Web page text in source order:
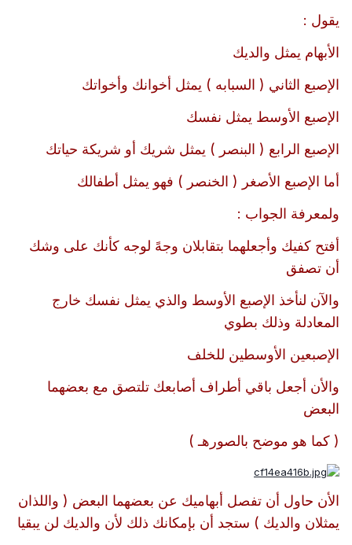
يقول :
الأبهام يمثل والديك
الإصبع الثاني ( السبابه ) يمثل أخوانك وأخواتك
الإصبع الأوسط يمثل نفسك
الإصبع الرابع ( البنصر ) يمثل شريك أو شريكة حياتك
أما الإصبع الأصغر ( الخنصر ) فهو يمثل أطفالك
ولمعرفة الجواب :
أفتح كفيك وأجعلهما بتقابلان وجهً لوجه كأنك على وشك
أن تصفق
والآن لنأخذ الإصبع الأوسط والذي يمثل نفسك خارج
المعادلة وذلك بطوي
الإصبعين الأوسطين للخلف
والأن أجعل باقي أطراف أصابعك تلتصق مع بعضهما
البعض
( كما هو موضح بالصورهـ )
الأن حاول أن تفصل أبهاميك عن بعضهما البعض ( واللذان
يمثلان والديك ) ستجد أن بإمكانك ذلك لأن والديك لن يبقيا